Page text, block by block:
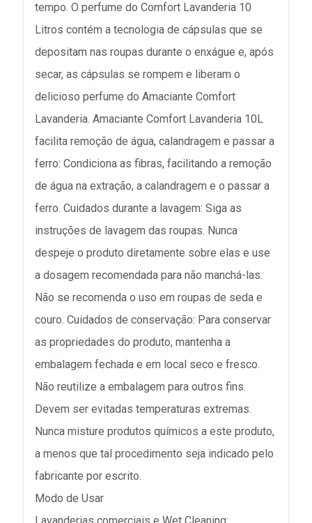
tempo. O perfume do Comfort Lavanderia 10
Litros contém a tecnologia de cápsulas que se
depositam nas roupas durante o enxágue e, após
secar, as cápsulas se rompem e liberam o
delicioso perfume do Amaciante Comfort
Lavanderia. Amaciante Comfort Lavanderia 10L
facilita remoção de água, calandragem e passar a
ferro: Condiciona as fibras, facilitando a remoção
de água na extração, a calandragem e o passar a
ferro. Cuidados durante a lavagem: Siga as
instruções de lavagem das roupas. Nunca
despeje o produto diretamente sobre elas e use
a dosagem recomendada para não manchá-las.
Não se recomenda o uso em roupas de seda e
couro. Cuidados de conservação: Para conservar
as propriedades do produto, mantenha a
embalagem fechada e em local seco e fresco.
Não reutilize a embalagem para outros fins.
Devem ser evitadas temperaturas extremas.
Nunca misture produtos químicos a este produto,
a menos que tal procedimento seja indicado pelo
fabricante por escrito.
Modo de Usar